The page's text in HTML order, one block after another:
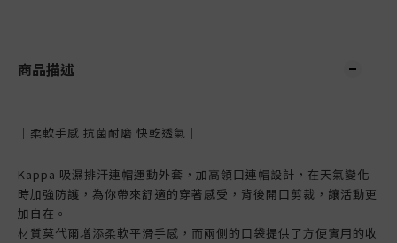
商品描述
｜柔軟手感 抗菌耐磨 快乾透氣 ｜
Kappa 吸濕排汗連帽運動外套， 加高領口連帽設計，在天氣變化
時加強防護，為你帶來舒適的穿著感受，背後開口剪裁，讓活動更
加自在。
材質莫代爾增添柔軟平滑手感，而兩側的口袋提供了方便實用的收